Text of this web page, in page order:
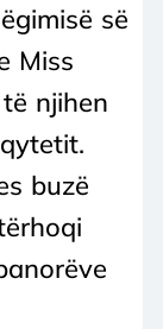
së
Miss
njihen
buzë